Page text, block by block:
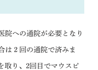
院への通院が必要となり
は２回の通院で済みま
取り、2回目でマウスピ